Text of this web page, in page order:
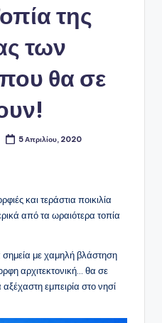
της
των
θα σε
5 Απριλίου, 2020
και τεράστια ποικιλία
από τα ωραιότερα τοπία
με χαμηλή βλάστηση
αρχιτεκτονική… θα σε
εμπειρία στο νησί